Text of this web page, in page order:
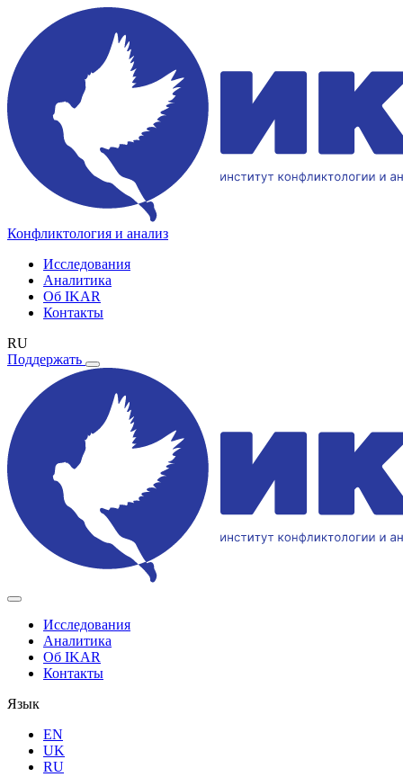
Конфликтология и анализ
Исследования
Аналитика
Об IKAR
Контакты
RU
Поддержать
Исследования
Аналитика
Об IKAR
Контакты
Язык
EN
UK
RU